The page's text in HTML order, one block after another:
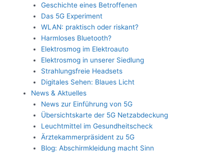
Geschichte eines Betroffenen
Das 5G Experiment
WLAN: praktisch oder riskant?
Harmloses Bluetooth?
Elektrosmog im Elektroauto
Elektrosmog in unserer Siedlung
Strahlungsfreie Headsets
Digitales Sehen: Blaues Licht
News & Aktuelles
News zur Einführung von 5G
Übersichtskarte der 5G Netzabdeckung
Leuchtmittel im Gesundheitscheck
Ärztekammerpräsident zu 5G
Blog: Abschirmkleidung macht Sinn